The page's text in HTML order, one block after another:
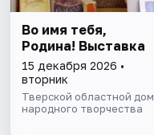
Во имя тебя,
Родина! Выставка
15 декабря 2026 •
вторник
Тверской областной дом
народного творчества